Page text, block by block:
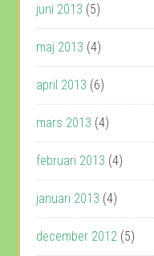
juni 2013 (5)
maj 2013 (4)
april 2013 (6)
mars 2013 (4)
februari 2013 (4)
januari 2013 (4)
december 2012 (5)